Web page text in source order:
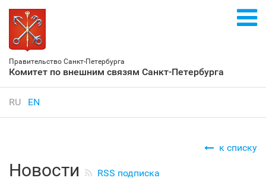
Правительство Санкт‑Петербурга
Комитет по внешним связям Санкт‑Петербурга
RU EN
к списку
Новости RSS подписка